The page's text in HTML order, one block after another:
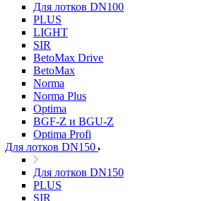
Для лотков DN100
PLUS
LIGHT
SIR
BetoMax Drive
BetoMax
Norma
Norma Plus
Optima
BGF-Z и BGU-Z
Optima Profi
Для лотков DN150
Для лотков DN150
PLUS
SIR